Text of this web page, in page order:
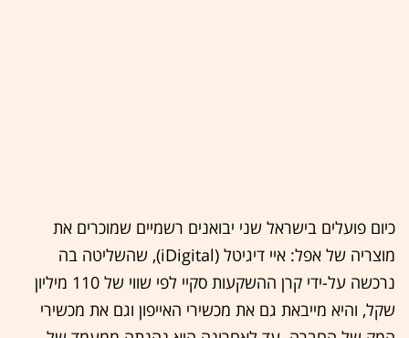
כיום פועלים בישראל שני יבואנים רשמיים שמוכרים את
מוצריה של אפל: איי דיגיטל (iDigital), שהשליטה בה
נרכשה על-ידי קרן ההשקעות סקיי לפי שווי של 110 מיליון
שקל, והיא מייבאת גם את מכשירי האייפון וגם את מכשירי